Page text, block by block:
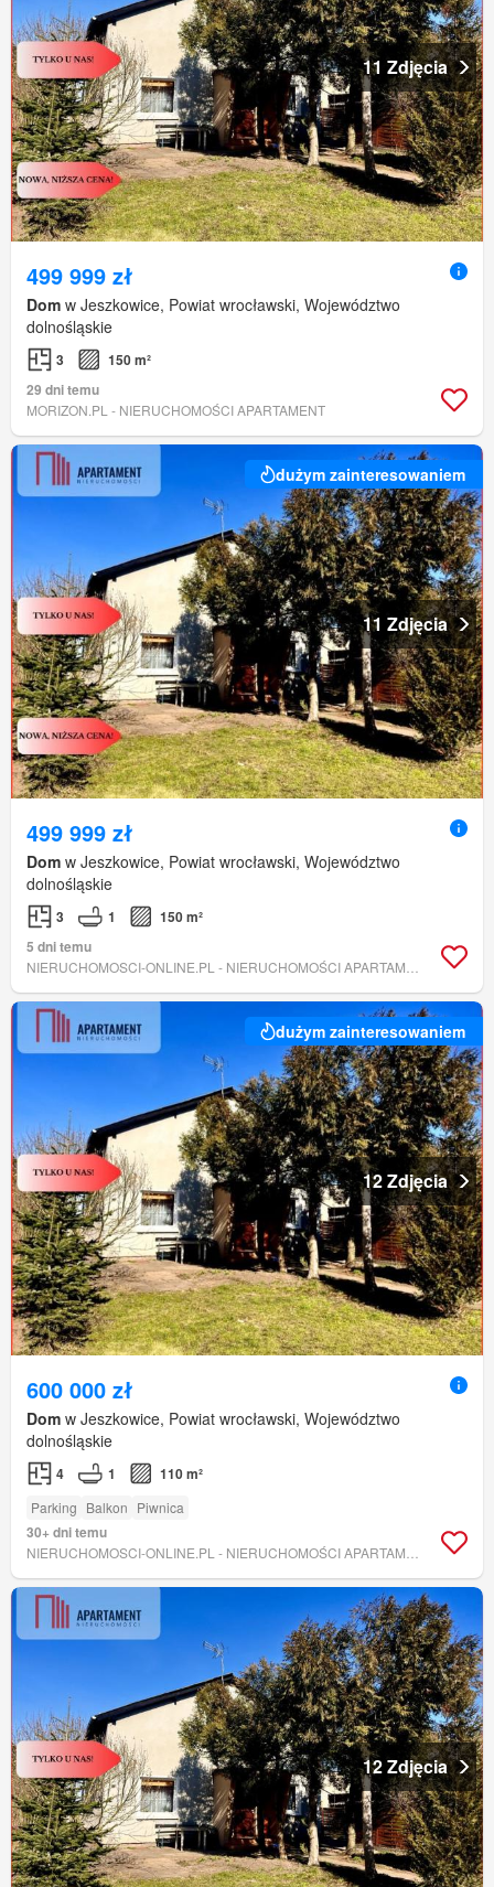
11 Zdjęcia
499 999 zł
Dom w Jeszkowice, Powiat wrocławski, Województwo
dolnośląskie
3
150 m²
29 dni temu
MORIZON.PL - NIERUCHOMOŚCI APARTAMENT
dużym zainteresowaniem
11 Zdjęcia
499 999 zł
Dom w Jeszkowice, Powiat wrocławski, Województwo
dolnośląskie
3 1
150 m²
5 dni temu
dużym zainteresowaniem
12 Zdjęcia
600 000 zł
Dom w Jeszkowice, Powiat wrocławski, Województwo
dolnośląskie
4 1 110 m²
Parking Balkon Piwnica
30+ dni temu
12 Zdjęcia